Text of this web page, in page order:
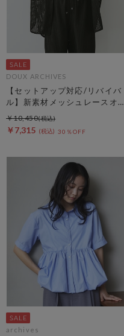
DOUX ARCHIVES
【セットアップ対応/リバイバ
ル】新素材メッシュレースオー
バーシャツ
￥7,315 30％OFF
￥10,450
archives